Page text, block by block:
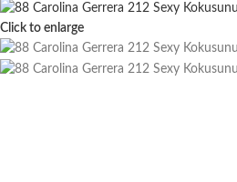
Click to enlarge